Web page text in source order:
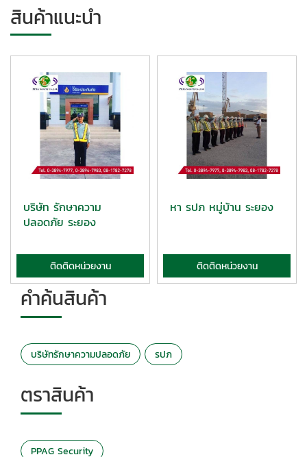
สินค้าแนะนำ
บริษัท รักษาความ
ปลอดภัย ระยอง
ติดติดหน่วยงาน
หา รปภ หมู่บ้าน ระยอง
ติดติดหน่วยงาน
คำค้นสินค้า
บริษัทรักษาความปลอดภัย รปภ
ตราสินค้า
PPAG Security